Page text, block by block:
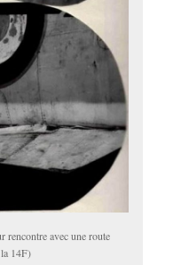
rencontre avec une route
14F)